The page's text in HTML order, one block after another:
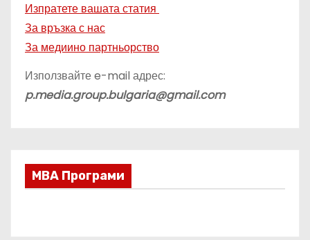
Изпратете вашата статия
За връзка с нас
За медиино партньорство
Използвайте e-mail адрес:
p.media.group.bulgaria@gmail.com
МВА Програми